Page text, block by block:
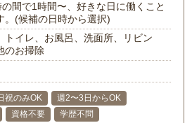
間で1時間〜、好きな日に働くこと
。(候補の日時から選択)
トイレ、お風呂、洗面所、リビン
のお掃除
祝のみOK
週2〜3日からOK
資格不要
学歴不問